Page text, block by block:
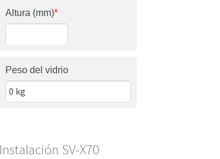
Altura (mm)*
Peso del vidrio
Instalación SV-X70